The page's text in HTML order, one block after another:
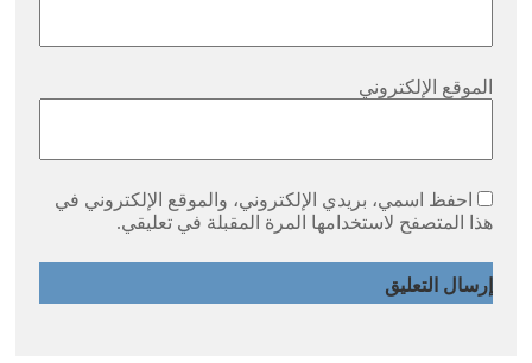
الموقع الإلكتروني
احفظ اسمي، بريدي الإلكتروني، والموقع الإلكتروني في
هذا المتصفح لاستخدامها المرة المقبلة في تعليقي.